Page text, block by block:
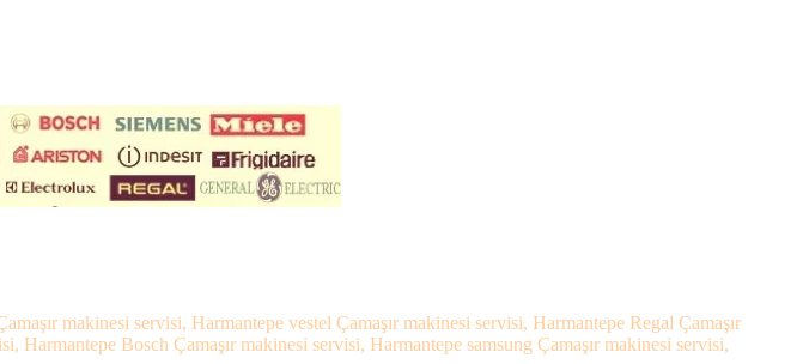
makinesi servisi, Harmantepe vestel Çamaşır makinesi servisi, Harmantepe Regal Çamaşır
Harmantepe Bosch Çamaşır makinesi servisi, Harmantepe samsung Çamaşır makinesi servisi,